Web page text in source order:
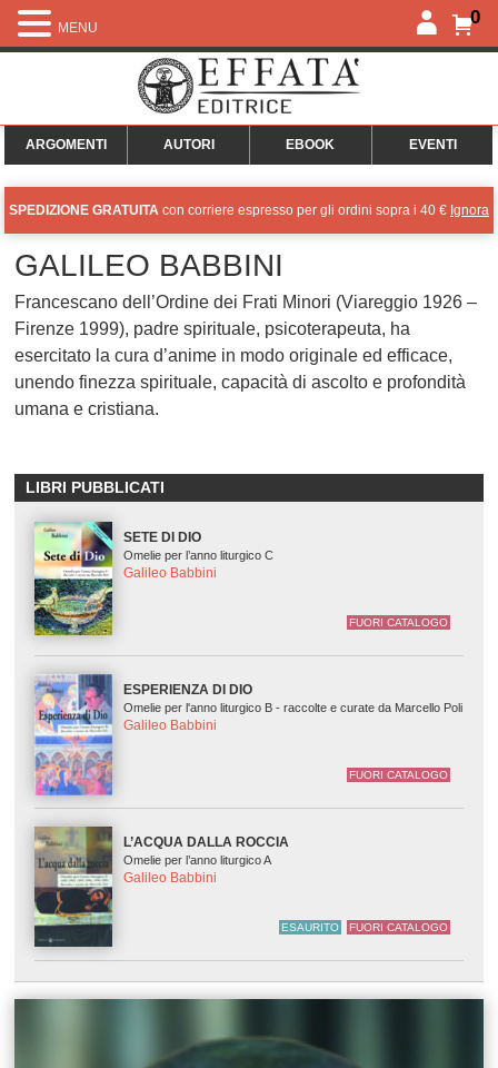
0
ARGOMENTI AUTORI EBOOK EVENTI
SPEDIZIONE GRATUITA con corriere espresso per gli ordini sopra i 40 € Ignora
GALILEO BABBINI
Francescano dell’Ordine dei Frati Minori (Viareggio 1926 –
Firenze 1999), padre spirituale, psicoterapeuta, ha
esercitato la cura d’anime in modo originale ed efficace,
unendo finezza spirituale, capacità di ascolto e profondità
umana e cristiana.
LIBRI PUBBLICATI
SETE DI DIO
Omelie per l’anno liturgico C
Galileo Babbini
FUORI CATALOGO
ESPERIENZA DI DIO
Omelie per l'anno liturgico B - raccolte e curate da Marcello Poli
Galileo Babbini
FUORI CATALOGO
L’ACQUA DALLA ROCCIA
Omelie per l’anno liturgico A
Galileo Babbini
ESAURITO FUORI CATALOGO
MENU